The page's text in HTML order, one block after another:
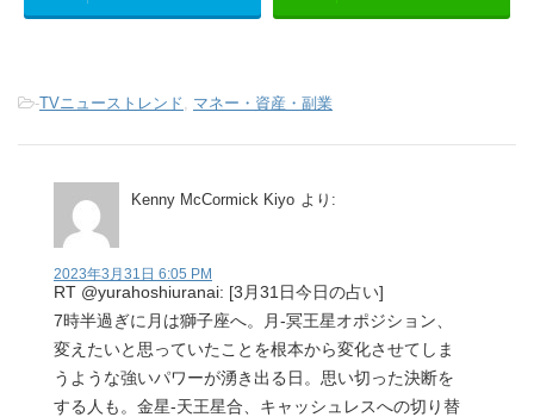
-TVニューストレンド, マネー・資産・副業
Kenny McCormick Kiyo より:
2023年3月31日 6:05 PM
RT @yurahoshiuranai: [3月31日今日の占い]
7時半過ぎに月は獅子座へ。月-冥王星オポジション、
変えたいと思っていたことを根本から変化させてしま
うような強いパワーが湧き出る日。思い切った決断を
する人も。金星-天王星合、キャッシュレスへの切り替